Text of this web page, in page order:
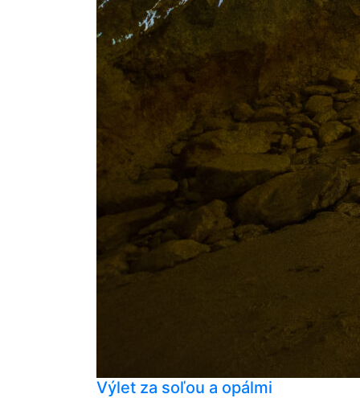
Výlet za soľou a opálmi